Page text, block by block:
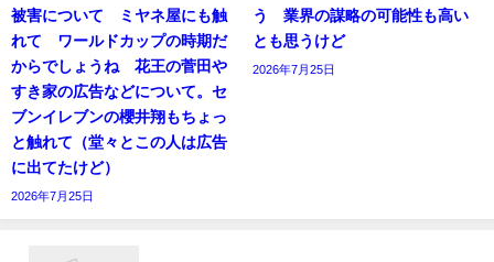
被害について ミヤネ屋にも触
れて ワールドカップの時期だ
からでしょうね 花王の菅田や
すき家の広告などについて。セ
ブンイレブンの櫻井翔もちょっ
と触れて（堂々とこの人は広告
に出てたけど）
2026年7月25日
う 業界の謀略の可能性も高い
とも思うけど
2026年7月25日